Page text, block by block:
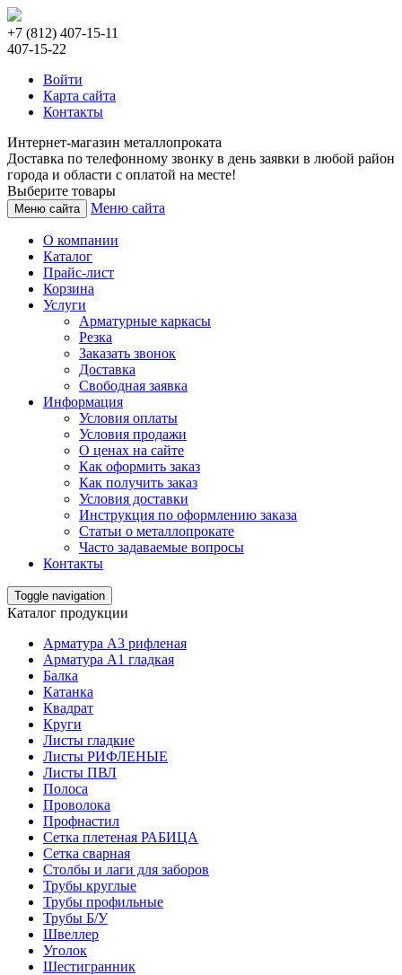
+7 (812) 407-15-11
407-15-22
Войти
Карта сайта
Контакты
Интернет-магазин металлопроката
Доставка по телефонному звонку в день заявки в любой район
города и области с оплатой на месте!
Выберите товары
Меню сайта Меню сайта
О компании
Каталог
Прайс-лист
Корзина
Услуги
Арматурные каркасы
Резка
Заказать звонок
Доставка
Свободная заявка
Информация
Условия оплаты
Условия продажи
О ценах на сайте
Как оформить заказ
Как получить заказ
Условия доставки
Инструкция по оформлению заказа
Статьи о металлопрокате
Часто задаваемые вопросы
Контакты
Toggle navigation
Каталог продукции
Арматура А3 рифленая
Арматура А1 гладкая
Балка
Катанка
Квадрат
Круги
Листы гладкие
Листы РИФЛЕНЫЕ
Листы ПВЛ
Полоса
Проволока
Профнастил
Сетка плетеная РАБИЦА
Сетка сварная
Столбы и лаги для заборов
Трубы круглые
Трубы профильные
Трубы Б/У
Швеллер
Уголок
Шестигранник